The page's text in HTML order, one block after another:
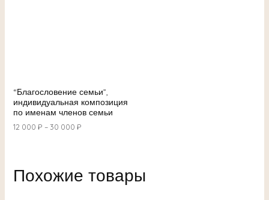
“Благословение семьи”,
индивидуальная композиция
по именам членов семьи
12 000 ₽ –30 000 ₽
Похожие товары